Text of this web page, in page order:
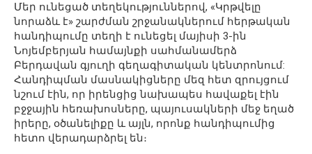
Մեր ունեցած տեղեկություններով, «Կրթվելը
նորաձև է» շարժման շրջանակներում հերթական
հանդիպումը տեղի է ունեցել մայիսի 3-ին
Նոյեմբերյան համայնքի սահմանամերձ
Բերդավան գյուղի գեղագիտական կենտրոնում:
Հանդիպման մասնակիցները մեզ հետ զրույցում
նշում էին, որ իրենցից նախապես հավաքել էին
բջջային հեռախոսները, պայուսակների մեջ եղած
իրերը, օծանելիքը և այլն, որոնք հանդիպումից
հետո վերադարձրել են։